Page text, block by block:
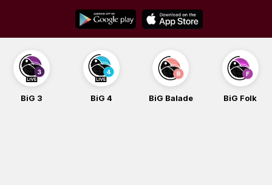
content
BiG 3 BiG 4 BiG Balade BiG Folk